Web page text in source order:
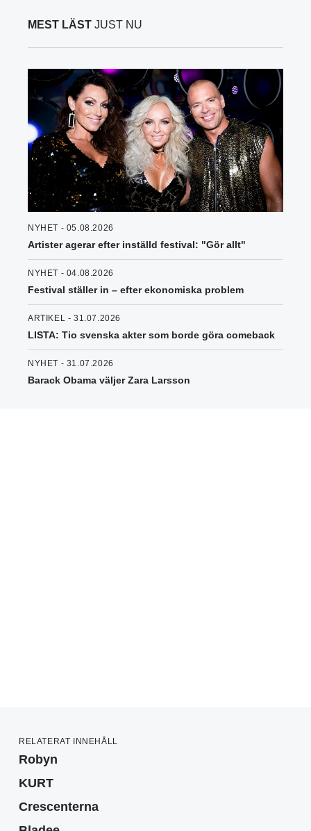
MEST LÄST JUST NU
NYHET - 05.08.2026
Artister agerar efter inställd festival: "Gör allt"
NYHET - 04.08.2026
Festival ställer in – efter ekonomiska problem
ARTIKEL - 31.07.2026
LISTA: Tio svenska akter som borde göra comeback
NYHET - 31.07.2026
Barack Obama väljer Zara Larsson
RELATERAT INNEHÅLL
Robyn
KURT
Crescenterna